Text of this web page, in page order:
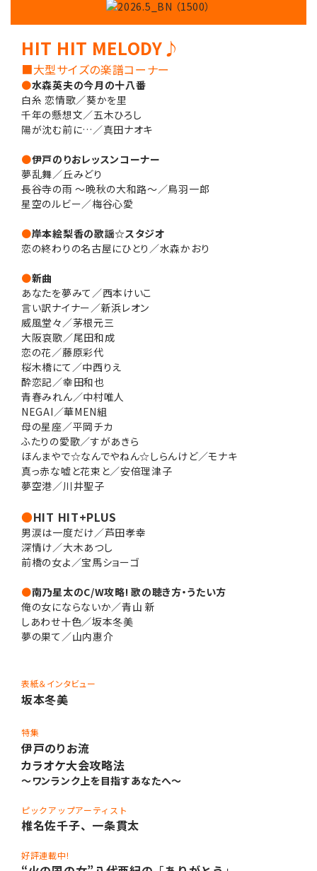
HIT HIT MELODY♪
■大型サイズの楽譜コーナー
●水森英夫の今月の十八番
白糸 恋情歌／葵かを里
千年の懸想文／五木ひろし
陽が沈む前に…／真田ナオキ
●伊戸のりおレッスンコーナー
夢乱舞／丘みどり
長谷寺の雨 〜晩秋の大和路〜／鳥羽一郎
星空のルビー／梅谷心愛
●岸本絵梨香の歌謡☆スタジオ
恋の終わりの名古屋にひとり／水森かおり
●新曲
あなたを夢みて／西本けいこ
言い訳ナイナー／新浜レオン
威風堂々／茅根元三
大阪哀歌／尾田和成
恋の花／藤原彩代
桜木橋にて／中西りえ
酔恋記／幸田和也
青春みれん／中村唯人
NEGAI／華MEN組
母の星座／平岡チカ
ふたりの愛歌／すがあきら
ほんまやで☆なんでやねん☆しらんけど／モナキ
真っ赤な嘘と花束と／安倍理津子
夢空港／川井聖子
●HIT HIT+PLUS
男涙は一度だけ／芦田孝幸
深情け／大木あつし
前橋の女よ／宝馬ショーゴ
●南乃星太のC/W攻略! 歌の聴き方・うたい方
俺の女にならないか／青山 新
しあわせ十色／坂本冬美
夢の果て／山内惠介
表紙＆インタビュー
坂本冬美
特集
伊戸のりお流
カラオケ大会攻略法
～ワンランク上を目指すあなたへ～
ピックアップアーティスト
椎名佐千子、一条貫太
好評連載中!